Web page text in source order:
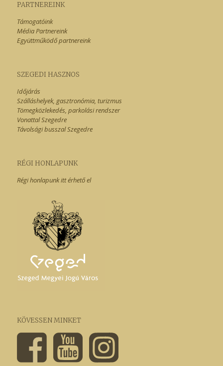
PARTNEREINK
Támogatóink
Média Partnereink
Együttműködő partnereink
SZEGEDI HASZNOS
Időjárás
Szálláshelyek, gasztronómia, turizmus
Tömegközlekedés, parkolási rendszer
Vonattal Szegedre
Távolsági busszal Szegedre
RÉGI HONLAPUNK
Régi honlapunk itt érhető el
KÖVESSEN MINKET